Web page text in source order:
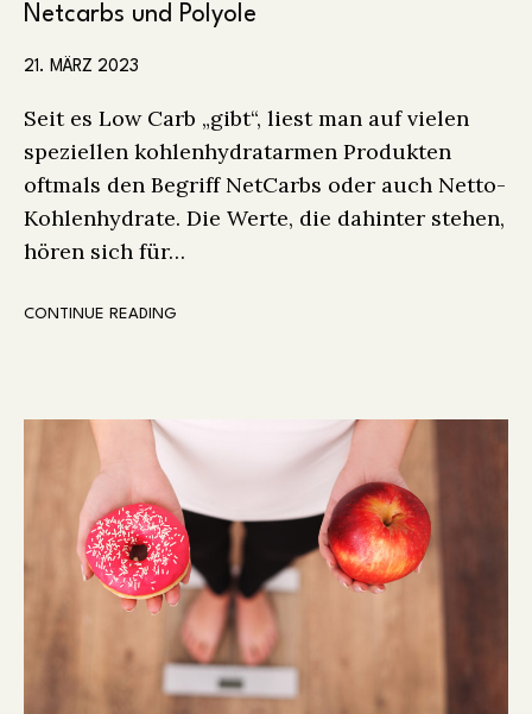
Netcarbs und Polyole
21. MÄRZ 2023
Seit es Low Carb „gibt“, liest man auf vielen
speziellen kohlenhydratarmen Produkten
oftmals den Begriff NetCarbs oder auch Netto-
Kohlenhydrate. Die Werte, die dahinter stehen,
hören sich für…
CONTINUE READING